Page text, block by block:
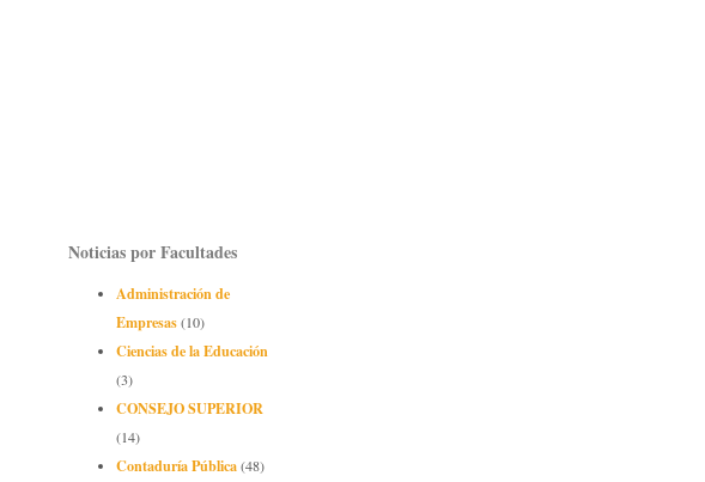
Noticias por Facultades
Administración de
Empresas(10)
Ciencias de la Educación
(3)
CONSEJO SUPERIOR
(14)
Contaduría Pública(48)